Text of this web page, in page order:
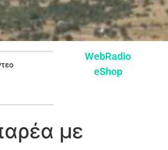
WebRadio
eShop
με